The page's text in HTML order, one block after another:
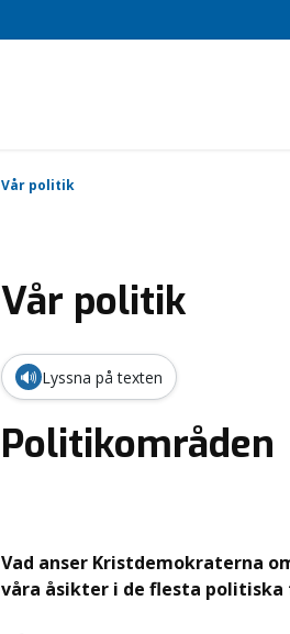
Vår politik
Vår politik
🔊 Lyssna på texten
Politikområden
Vad anser Kristdemokraterna
våra åsikter i de flesta politiska